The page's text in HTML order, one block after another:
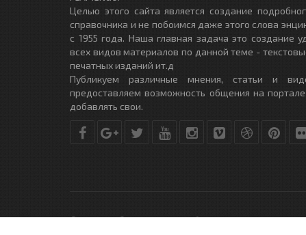
Целью этого сайта является создание
справочника и не побоимся даже этого слова
с 1955 года. Наша главная задача это создание
всех видов материалов по данной теме -
печатных изданий ит.д
Публикуем различные мнения, статьи и
предоставляем возможность общения на
добавлять свои.
© Copyright © 2010-2017. Разработано студиейDLE-